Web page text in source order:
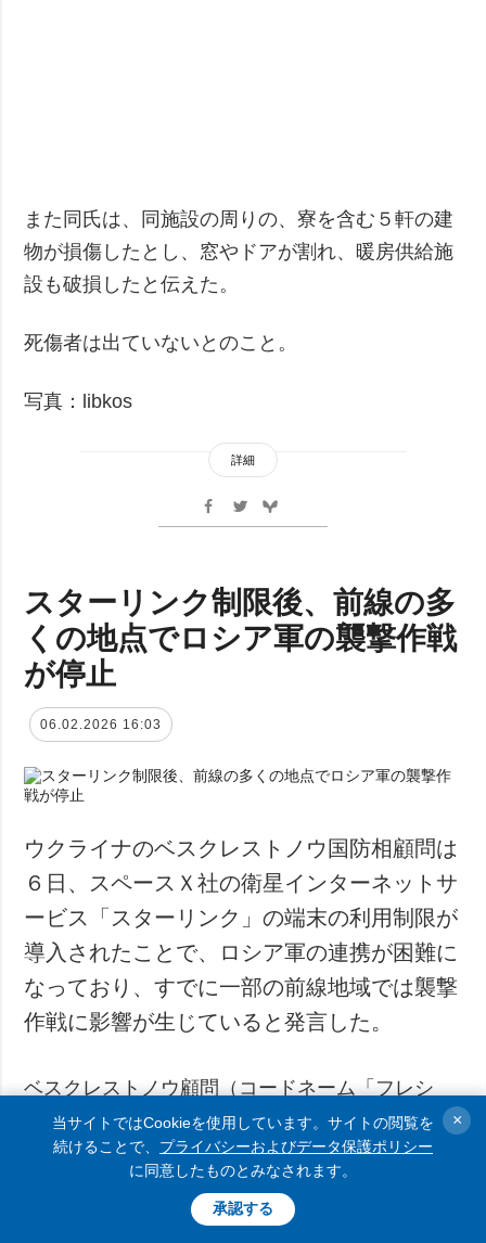
また同氏は、同施設の周りの、寮を含む５軒の建
物が損傷したとし、窓やドアが割れ、暖房供給施
設も破損したと伝えた。
死傷者は出ていないとのこと。
写真：libkos
詳細
スターリンク制限後、前線の多
くの地点でロシア軍の襲撃作戦
が停止
06.02.2026 16:03
ウクライナのベスクレストノウ国防相顧問は
６日、スペースＸ社の衛星インターネットサ
ービス「スターリンク」の端末の利用制限が
導入されたことで、ロシア軍の連携が困難に
なっており、すでに一部の前線地域では襲撃
作戦に影響が生じていると発言した。
ベスクレストノウ顧問（コードネーム「フレシ
ュ」）がテレビ番組出演事に発言した。
ベスクレストノウ氏は、ロシアにとって今回の制
限の影響は予想以上に大規模なものとなっている
当サイトではCookieを使用しています。サイトの閲覧を
続けることで、 プライバシーおよびデータ保護ポリシー
に同意したものとみなされます。
承認する
×